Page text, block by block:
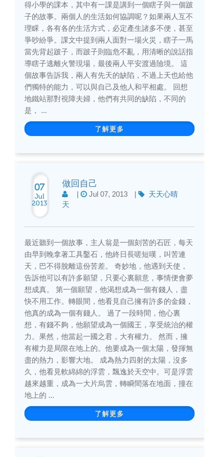
得小學的課本，其中有一課是講到一個瞎子與一個跛
子的故事。兩個人的生活如何協調呢？如果兩人互不
理睬，各有各的生活方式，必定產生諸多不便，甚至
爭吵紛爭。課文中提到兩人面對一場火災，瞎子一馬
當先背起跛子，而跛子則臨危不亂，用清晰的說話指
導瞎子逃離火警現場，最後兩人平安渡過險境。 這
個故事告訴我，兩人有先天的缺陷，不過上天也給他
們獨特的能力，可以與自己及他人和平相處。 回想
地鐵站那對視障夫婦，他們有共同的缺陷，不同的
是， ...
了解更多
07
Jul
2013
做回自己
| Jul 07, 2013 |
天天心晴
天
最近聽到一個故事，主人翁是一個刻苦的石匠，每天
由早到晚拿著工具鑿石，他終日長嗟短嘆，叫苦連
天，巴不得脫離這份苦差。 奇妙地，他遇到天使，
告訴他可以有許多願望，只要心裏願意，事情便會夢
想成真。 第一個願望，他渴想成為一個有錢人，盡
快不用工作。轉眼間，他看見自己擁有許多的金錢，
他真的成為一個有錢人。 過了一段時間，他心裏
想，有錢不夠，他願望成為一個國王，享受統治的權
力。果然，他當起一國之君，大有權力。 然而，擁
有權力是局限在地上的。他要成為一個太陽，發揮無
盡的熱力，影響大地。 成為熱力四射的太陽，沒多
久，他看見軟綿綿的浮雲，飄逸於天空中。可是浮雲
越來越重，成為一大片烏雲，轉瞬間落在地面，撞在
地上的 ...
了解更多